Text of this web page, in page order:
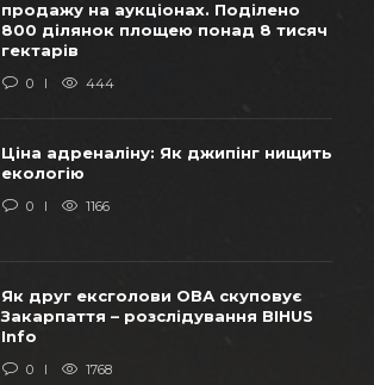
продажу на аукціонах. Поділено
800 ділянок площею понад 8 тисяч
гектарів
0 444
Ціна адреналіну: Як джипінг нищить
екологію
0 1166
Як друг ексголови ОВА скуповує
Закарпаття – розслідування BIHUS
Info
0 1768